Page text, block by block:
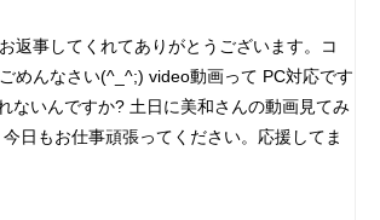
返事してくれてありがとうございます。コ
めんなさい(^_^;) video動画って PC対応です
ないんですか? 土日に美和さんの動画見てみ
日もお仕事頑張ってください。応援してま